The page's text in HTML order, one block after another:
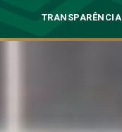
TRANSPARÊNCIA